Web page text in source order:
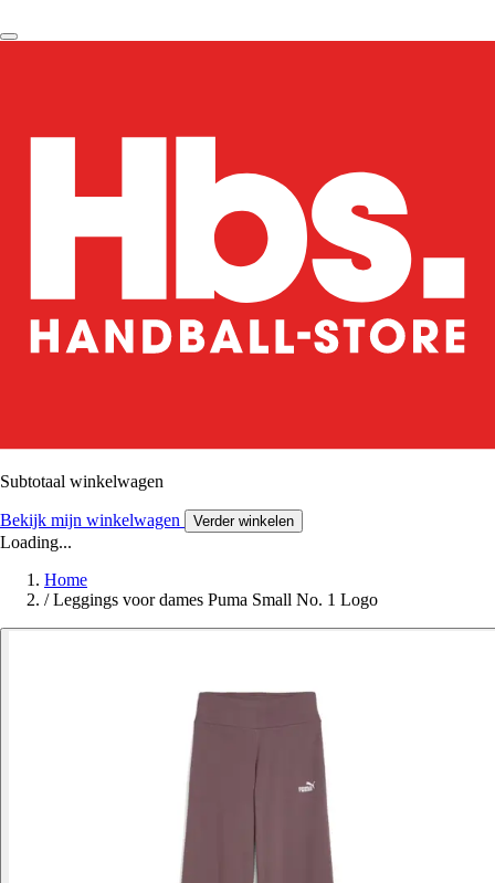
Subtotaal winkelwagen
Bekijk mijn winkelwagen Verder winkelen
Loading...
Home
/ Leggings voor dames Puma Small No. 1 Logo